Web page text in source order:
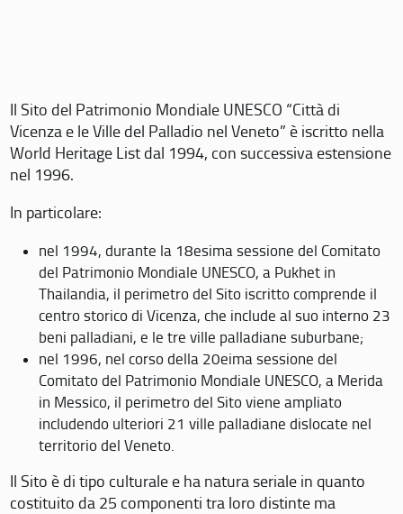
Il Sito del Patrimonio Mondiale UNESCO “Città di
Vicenza e le Ville del Palladio nel Veneto” è iscritto nella
World Heritage List dal 1994, con successiva estensione
nel 1996.
In particolare:
nel 1994, durante la 18esima sessione del Comitato
del Patrimonio Mondiale UNESCO, a Pukhet in
Thailandia, il perimetro del Sito iscritto comprende il
centro storico di Vicenza, che include al suo interno 23
beni palladiani, e le tre ville palladiane suburbane;
nel 1996, nel corso della 20eima sessione del
Comitato del Patrimonio Mondiale UNESCO, a Merida
in Messico, il perimetro del Sito viene ampliato
includendo ulteriori 21 ville palladiane dislocate nel
territorio del Veneto.
Il Sito è di tipo culturale e ha natura seriale in quanto
costituito da 25 componenti tra loro distinte ma